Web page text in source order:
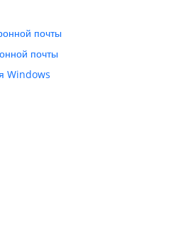
почты
почты
Windows